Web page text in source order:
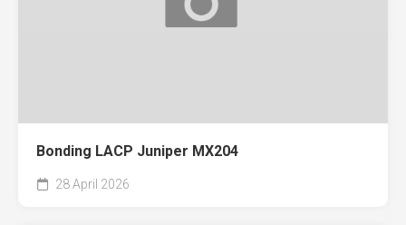
Bonding LACP Juniper MX204
28 April 2026